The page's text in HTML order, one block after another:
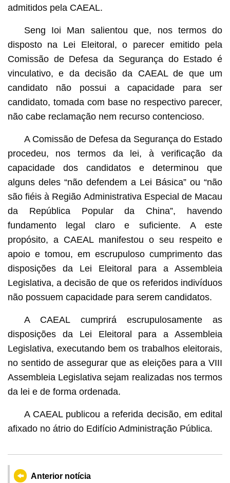
admitidos pela CAEAL.
Seng Ioi Man salientou que, nos termos do
disposto na Lei Eleitoral, o parecer emitido pela
Comissão de Defesa da Segurança do Estado é
vinculativo, e da decisão da CAEAL de que um
candidato não possui a capacidade para ser
candidato, tomada com base no respectivo parecer,
não cabe reclamação nem recurso contencioso.
A Comissão de Defesa da Segurança do Estado
procedeu, nos termos da lei, à verificação da
capacidade dos candidatos e determinou que
alguns deles “não defendem a Lei Básica” ou “não
são fiéis à Região Administrativa Especial de Macau
da República Popular da China”, havendo
fundamento legal claro e suficiente. A este
propósito, a CAEAL manifestou o seu respeito e
apoio e tomou, em escrupuloso cumprimento das
disposições da Lei Eleitoral para a Assembleia
Legislativa, a decisão de que os referidos indivíduos
não possuem capacidade para serem candidatos.
A CAEAL cumprirá escrupulosamente as
disposições da Lei Eleitoral para a Assembleia
Legislativa, executando bem os trabalhos eleitorais,
no sentido de assegurar que as eleições para a VIII
Assembleia Legislativa sejam realizadas nos termos
da lei e de forma ordenada.
A CAEAL publicou a referida decisão, em edital
afixado no átrio do Edifício Administração Pública.
Anterior notícia